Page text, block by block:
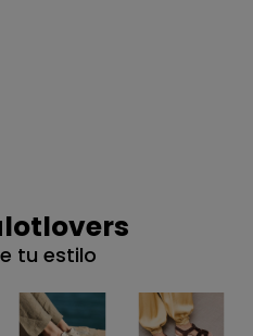
tu estilo